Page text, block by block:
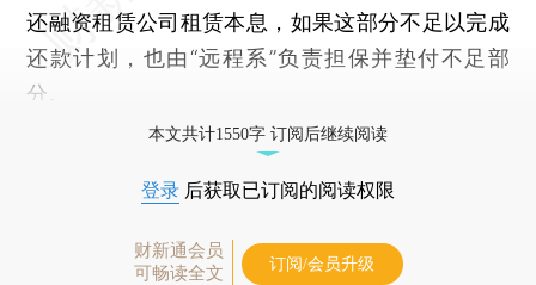
还融资租赁公司租赁本息，如果这部分不足以完成
还款计划，也由“远程系”负责担保并垫付不足部
分。
本文共计1550字 订阅后继续阅读
登录 后获取已订阅的阅读权限
财新通会员
可畅读全文
订阅/会员升级